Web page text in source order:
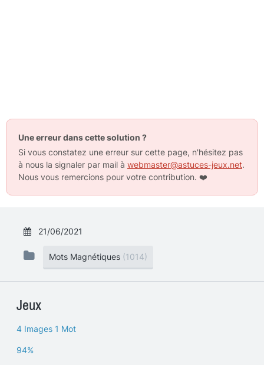
Une erreur dans cette solution ?
Si vous constatez une erreur sur cette page, n'hésitez pas
à nous la signaler par mail à webmaster@astuces-jeux.net.
Nous vous remercions pour votre contribution. ❤️
21/06/2021
Mots Magnétiques (1014)
Jeux
4 Images 1 Mot
94%